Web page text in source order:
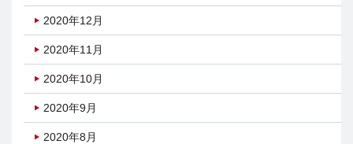
2020年12月
2020年11月
2020年10月
2020年9月
2020年8月